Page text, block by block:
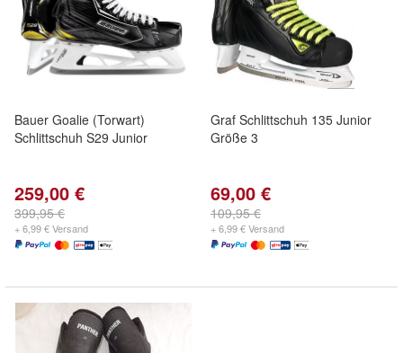
Bauer Goalie (Torwart)
Schlittschuh S29 Junior
259,00 €
399,95 €
+ 6,99 € Versand
Graf Schlittschuh 135 Junior
Größe 3
69,00 €
109,95 €
+ 6,99 € Versand